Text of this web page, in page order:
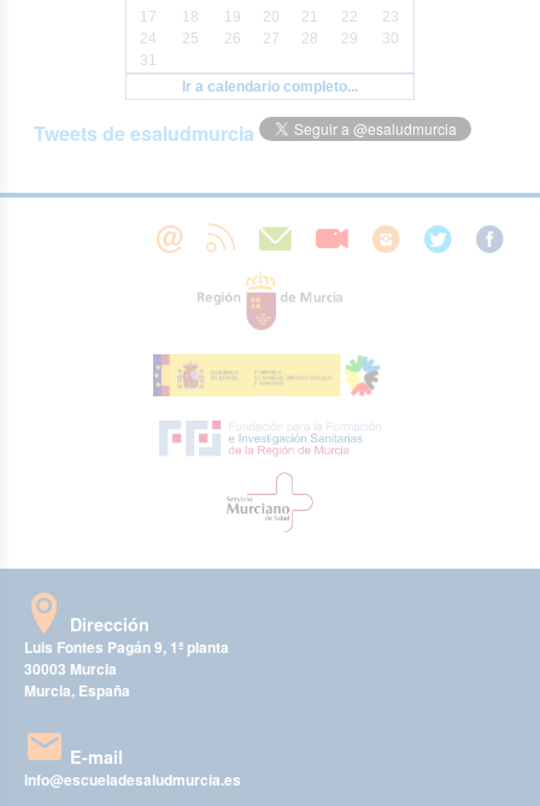
17
18 19 20 21 22
23
24
25 26 27 28 29
30
31
Ir a calendario completo...
Tweets de esaludmurcia
Dirección
Luis Fontes Pagán 9, 1ª planta
30003 Murcia
Murcia, España
E-mail
info@escueladesaludmurcia.es